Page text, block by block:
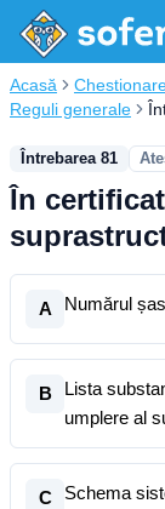
Acasă
Reguli generale
Întrebarea 81
În
A Numărul
B
Lista
umplere al
C
Schema